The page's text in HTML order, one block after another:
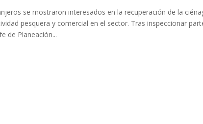
se mostraron interesados en la recuperación de la
pesquera y comercial en el sector. Tras inspeccionar
de Planeación...